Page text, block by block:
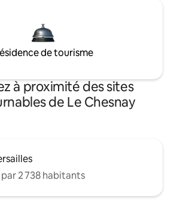
de tourisme
à proximité des sites
de Le Chesnay
2 738 habitants